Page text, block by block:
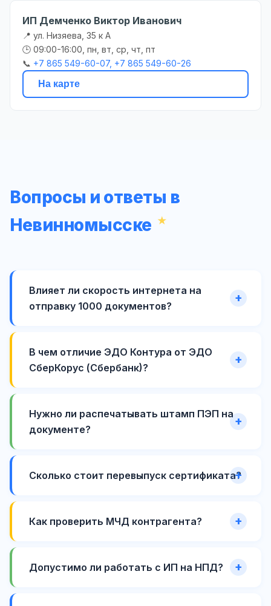
ИП Демченко Виктор Иванович
📍 ул. Низяева, 35 к А
🕒 09:00-16:00, пн, вт, ср, чт, пт
📞 +7 865 549-60-07, +7 865 549-60-26
На карте
Вопросы и ответы в
Невинномысске
Влияет ли скорость интернета на
отправку 1000 документов?
В чем отличие ЭДО Контура от ЭДО
СберКорус (Сбербанк)?
Нужно ли распечатывать штамп ПЭП на
документе?
Сколько стоит перевыпуск сертификата?
Как проверить МЧД контрагента?
Допустимо ли работать с ИП на НПД?